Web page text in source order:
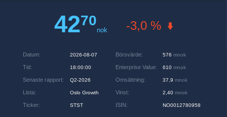
4270
nok -3,0 %
Datum: 2026-08-07
Tid: 18:00:00
Senaste rapport: Q2-2026
Lista: Oslo Growth
Ticker: STST
Börsvärde: 576 mnok
Enterprise Value: 610 mnok
Omsättning: 37,9 mnok
Vinst: 2,40 mnok
ISIN: NO0012780958